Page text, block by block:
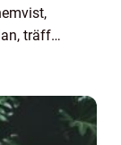
träffa